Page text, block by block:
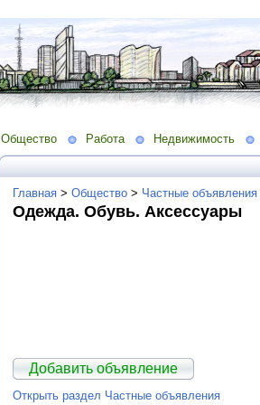
Общество Работа Недвижимость
Главная > Общество > Частные объявления
Одежда. Обувь. Аксессуары
Добавить объявление
Открыть раздел Частные объявления